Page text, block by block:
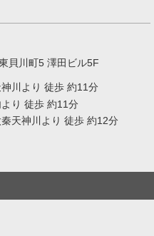
貝川町5 澤田ビル5F
川より 徒歩 約11分
り 徒歩 約11分
天神川より 徒歩 約12分